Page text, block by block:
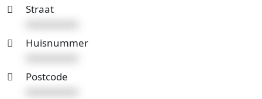
Straat
Huisnummer
Postcode